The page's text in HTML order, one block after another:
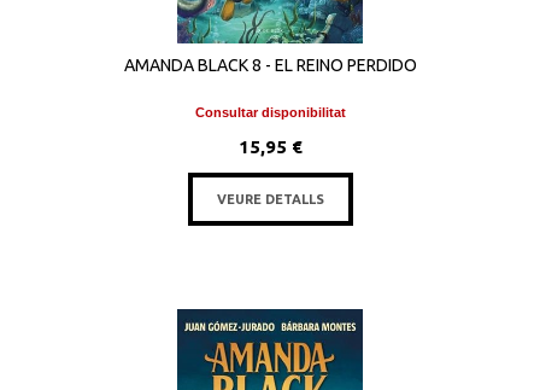
AMANDA BLACK 8 - EL REINO PERDIDO
Consultar disponibilitat
15,95 €
VEURE DETALLS